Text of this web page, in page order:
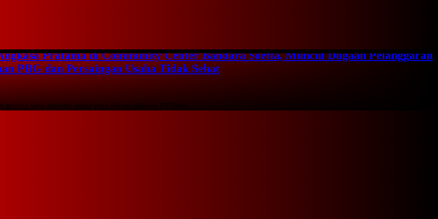
MUI Kecamatan Neglasari untuk periode 2026–2030 memicu…
Pratama di Community Center Bandara Soetta, Muncul Dugaan Pelanggaran
PBG dan Persaingan Usaha Tidak Sehat
serta aktivitas usaha yang diduga dikelola PT Delta…